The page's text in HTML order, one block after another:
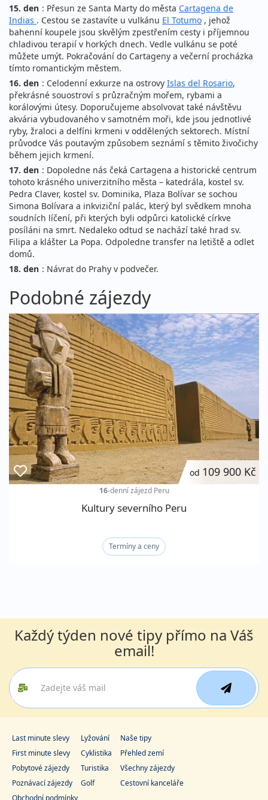
15. den : Přesun ze Santa Marty do města Cartagena de
Indias . Cestou se zastavíte u vulkánu El Totumo , jehož
bahenní koupele jsou skvělým zpestřením cesty i příjemnou
chladivou terapií v horkých dnech. Vedle vulkánu se poté
můžete umýt. Pokračování do Cartageny a večerní procházka
tímto romantickým městem.
16. den : Celodenní exkurze na ostrovy Islas del Rosario,
překrásné souostroví s průzračným mořem, rybami a
korálovými útesy. Doporučujeme absolvovat také návštěvu
akvária vybudovaného v samotném moři, kde jsou jednotlivé
ryby, žraloci a delfíni krmeni v oddělených sektorech. Místní
průvodce Vás poutavým způsobem seznámí s těmito živočichy
během jejich krmení.
17. den : Dopoledne nás čeká Cartagena a historické centrum
tohoto krásného univerzitního města – katedrála, kostel sv.
Pedra Claver, kostel sv. Dominika, Plaza Bolívar se sochou
Simona Bolívara a inkviziční palác, který byl svědkem mnoha
soudních líčení, při kterých byli odpůrci katolické církve
posíláni na smrt. Nedaleko odtud se nachází také hrad sv.
Filipa a klášter La Popa. Odpoledne transfer na letiště a odlet
domů.
18. den : Návrat do Prahy v podvečer.
Podobné zájezdy
od 109 900 Kč
16-denní zájezd Peru
Kultury severního Peru
Termíny a ceny
Každý týden nové tipy přímo na Váš
email!
Last minute slevy
First minute slevy
Pobytové zájezdy
Poznávací zájezdy
Lyžování
Cyklistika
Turistika
Golf
Naše tipy
Přehled zemí
Všechny zájezdy
Cestovní kanceláře
Obchodní podmínky